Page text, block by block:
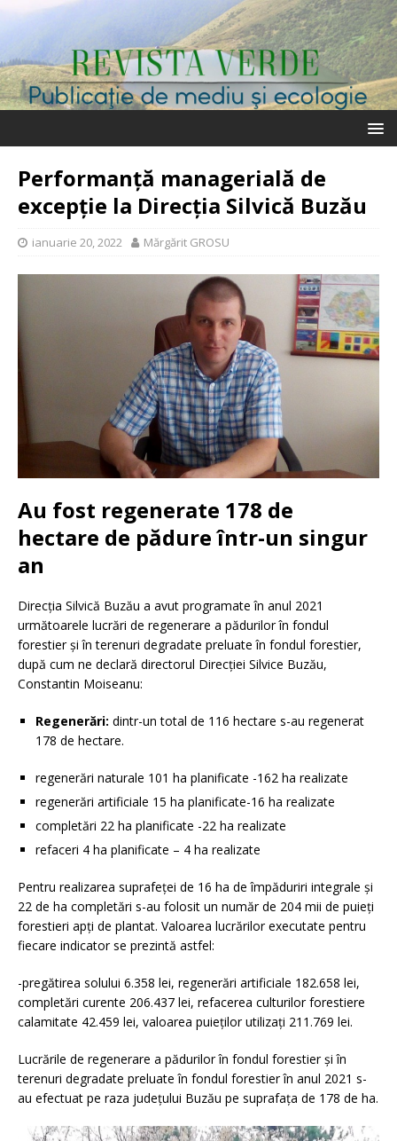
Performanță managerială de
excepție la Direcția Silvică Buzău
ianuarie 20, 2022 Mărgărit GROSU
Au fost regenerate 178 de
hectare de pădure într-un singur
an
Direcția Silvică Buzău a avut programate în anul 2021
următoarele lucrări de regenerare a pădurilor în fondul
forestier și în terenuri degradate preluate în fondul forestier,
după cum ne declară directorul Direcției Silvice Buzău,
Constantin Moiseanu:
Regenerări: dintr-un total de 116 hectare s-au regenerat
178 de hectare.
regenerări naturale 101 ha planificate -162 ha realizate
regenerări artificiale 15 ha planificate-16 ha realizate
completări 22 ha planificate -22 ha realizate
refaceri 4 ha planificate – 4 ha realizate
Pentru realizarea suprafeței de 16 ha de împăduriri integrale și
22 de ha completări s-au folosit un număr de 204 mii de puieți
forestieri apți de plantat. Valoarea lucrărilor executate pentru
fiecare indicator se prezintă astfel:
-pregătirea solului 6.358 lei, regenerări artificiale 182.658 lei,
completări curente 206.437 lei, refacerea culturilor forestiere
calamitate 42.459 lei, valoarea puieților utilizați 211.769 lei.
Lucrările de regenerare a pădurilor în fondul forestier și în
terenuri degradate preluate în fondul forestier în anul 2021 s-
au efectuat pe raza județului Buzău pe suprafața de 178 de ha.